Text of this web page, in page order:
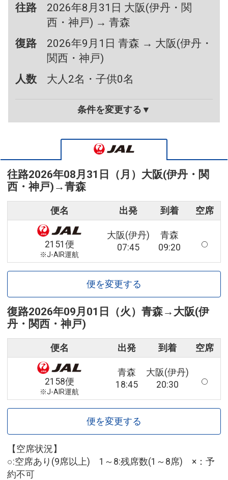
往路
2026年8月31日 大阪(伊丹・関
西・神戸) → 青森
復路
2026年9月1日 青森 → 大阪(伊丹・
関西・神戸)
人数
大人2名・子供0名
条件を変更する▼
往路2026年08月31日（月） 大阪(伊丹・関
西・神戸) →青森
便名 出発 到着 空席
2151便
※J-AIR運航
大阪(伊丹)
07:45
青森
09:20
便を変更する
復路2026年09月01日（火） 青森→ 大阪(伊
丹・関西・神戸)
便名 出発 到着 空席
2158便
※J-AIR運航
青森
18:45
大阪(伊丹)
20:30
便を変更する
【空席状況】
○:空席あり(9席以上) 1～8:残席数(1～8席) ×：予
約不可